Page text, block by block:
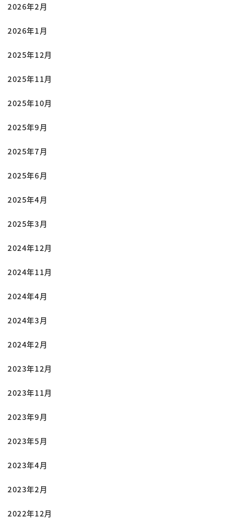
2026年2月
2026年1月
2025年12月
2025年11月
2025年10月
2025年9月
2025年7月
2025年6月
2025年4月
2025年3月
2024年12月
2024年11月
2024年4月
2024年3月
2024年2月
2023年12月
2023年11月
2023年9月
2023年5月
2023年4月
2023年2月
2022年12月